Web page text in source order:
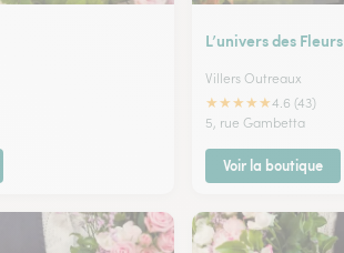
L’univers des Fleurs
Villers Outreaux
★★★★★4.6 (43)
5, rue Gambetta
Voir la boutique